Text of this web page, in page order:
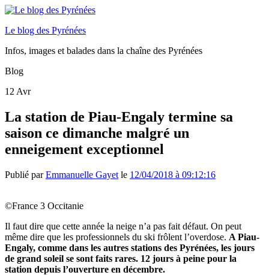
Le blog des Pyrénées
Infos, images et balades dans la chaîne des Pyrénées
Blog
12 Avr
La station de Piau-Engaly termine sa
saison ce dimanche malgré un
enneigement exceptionnel
Publié parEmmanuelle Gayet le 12/04/2018 à 09:12:16
©France 3 Occitanie
Il faut dire que cette année la neige n’a pas fait défaut. On peut
même dire que les professionnels du ski frôlent l’overdose. A Piau-
Engaly, comme dans les autres stations des Pyrénées, les jours
de grand soleil se sont faits rares. 12 jours à peine pour la
station depuis l’ouverture en décembre.